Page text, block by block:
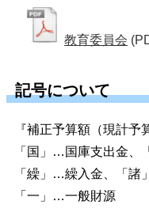
教育委員会
記号について
『補正予算額（現計予
「国」…国庫支出金、
「繰」…繰入金、「諸
「一」…一般財源